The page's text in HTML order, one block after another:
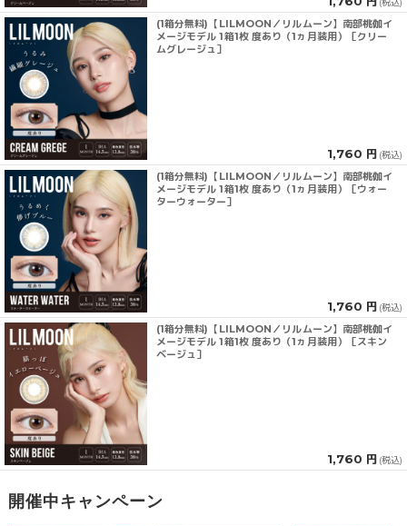
(税込)
(1箱分無料)【LILMOON／リルムーン】南部桃伽イ
メージモデル 1箱1枚 度あり（1ヵ月装用）［クリー
ムグレージュ］
1,760 円 (税込)
(1箱分無料)【LILMOON／リルムーン】南部桃伽イ
メージモデル 1箱1枚 度あり（1ヵ月装用）［ウォー
ターウォーター］
1,760 円 (税込)
(1箱分無料)【LILMOON／リルムーン】南部桃伽イ
メージモデル 1箱1枚 度あり（1ヵ月装用）［スキン
ベージュ］
1,760 円 (税込)
開催中キャンペーン